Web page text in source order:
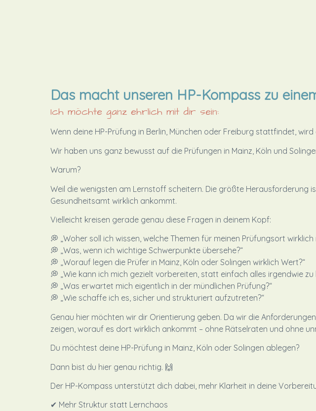
Das macht unseren HP-Kompass zu
Ich möchte ganz ehrlich mit dir sein:
Wenn deine HP-Prüfung in Berlin, München oder Freiburg stattfindet,
Wir haben uns ganz bewusst auf die Prüfungen in Mainz, Köln und
Warum?
Weil die wenigsten am Lernstoff scheitern. Die größte Herausforderung
Gesundheitsamt wirklich ankommt.
Vielleicht kreisen gerade genau diese Fragen in deinem Kopf:
💭 „Woher soll ich wissen, welche Themen für meinen Prüfungsort wirklich
💭 „Was, wenn ich wichtige Schwerpunkte übersehe?“
💭 „Worauf legen die Prüfer in Mainz, Köln oder Solingen wirklich Wert?“
💭 „Wie kann ich mich gezielt vorbereiten, statt einfach alles irgendwie zu
💭 „Was erwartet mich eigentlich in der mündlichen Prüfung?“
💭 „Wie schaffe ich es, sicher und strukturiert aufzutreten?“
Genau hier möchten wir dir Orientierung geben. Da wir die
zeigen, worauf es dort wirklich ankommt – ohne Rätselraten und ohne
Du möchtest deine HP-Prüfung in Mainz, Köln oder Solingen ablegen?
Dann bist du hier genau richtig. 🙌
Der HP-Kompass unterstützt dich dabei, mehr Klarheit in deine
✔ Mehr Struktur statt Lernchaos